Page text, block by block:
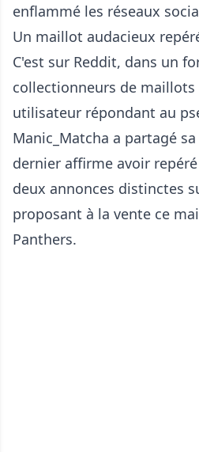
enflammé les réseaux
Un maillot audacieux
C'est sur Reddit, dans un
collectionneurs de maillots
utilisateur répondant au
Manic_Matcha a partagé
dernier affirme avoir
deux annonces distinctes
proposant à la vente ce
Panthers.